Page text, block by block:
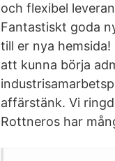
och flexibel
Fantastiskt goda
till er nya
att kunna börja
affärstänk. Vi
Rottneros har